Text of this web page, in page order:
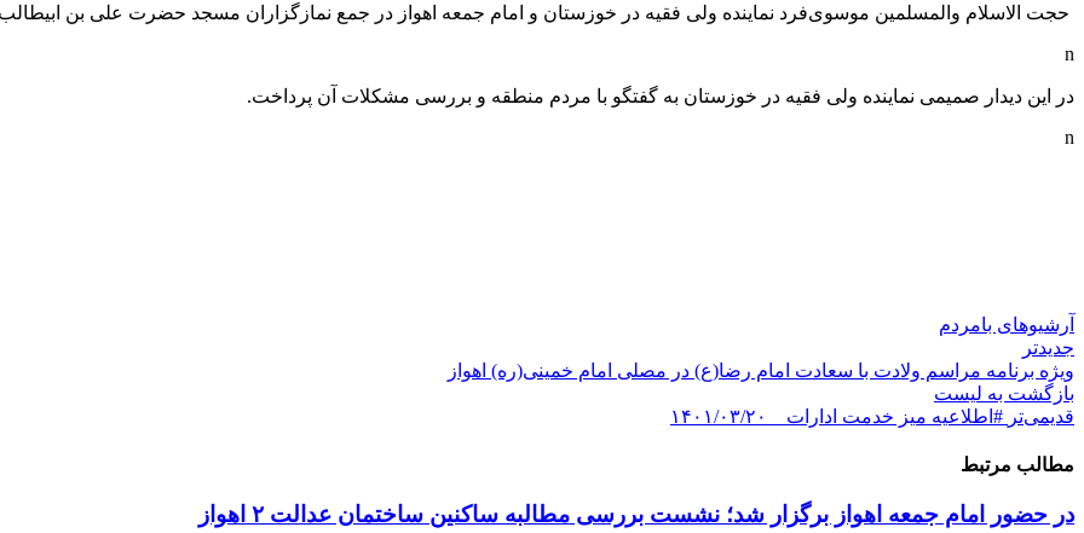
حجت الاسلام والمسلمین موسوی‌فرد نماینده ولی فقیه در خوزستان و امام جمعه اهواز در جمع نمازگزاران مسجد حضرت علی بن
n
در این دیدار صمیمی نماینده ولی فقیه در خوزستان به گفتگو با مردم منطقه و بررسی مشکلات آن پرداخت.
n
آرشیوهای بامردم
جدیدتر
ویژه برنامه مراسم ولادت با سعادت امام رضا(ع) در مصلی امام خمینی(ره) اهواز
بازگشت به لیست
قدیمی‌تر #اطلاعیه میز خدمت ادارات _ ۱۴۰۱/۰۳/۲۰
مطالب مرتبط
در حضور امام جمعه اهواز برگزار شد؛ نشست بررسی مطالبه ساکنین ساختمان عدالت ۲ اهواز